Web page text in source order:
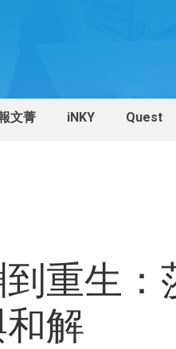
文菁 iNKY Quest
重生：
解